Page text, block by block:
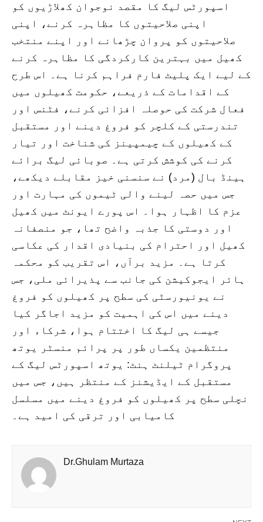
اسپورٹس لیگ کا مقصد نوجوان کھلاڑیوں کو
اپنی صلاحیتوں کا مظاہرہ کرنے، اپنی
صلاحیتوں کو پروان چڑھانے اور اپنے منتخب
کھیل میں بہترین کارکردگی کا مظاہرہ کرنے
کے لیے ایک پلیٹ فارم فراہم کرنا ہے۔ اس طرح
کے اقدامات کے ذریعے، حکومت کھیلوں میں
فعال شرکت کی حوصلہ افزائی کرنے، فٹنس اور
تندرستی کے کلچر کو فروغ دینے اور مستقبل
کے کھیلوں کے چیمپینز کی شناخت اور تیار
کرنے کی کوشش کرتی ہے۔ صوبائی لیگ برائے
ہینڈ بال (مرد) نے سنسنی خیز مقابلے دیکھے،
جس میں حصہ لینے والی ٹیموں کی مہارت اور
عزم کا اظہار ہوا۔ اس پورے ایونٹ میں کھیل
اور دوستی کا جذبہ واضح تھا، جو منصفانہ
کھیل اور احترام کی بنیادی اقدار کی عکاسی
کرتا ہے۔ مزید برآں، اس تقریب کو محکمہ
ہائر ایجوکیشن کی جانب سے پذیرائی ملی، جس
نے یونیورسٹی کی سطح پر کھیلوں کو فروغ
دینے میں اس کی اہمیت کو مزید اجاگر کیا
جیسے ہی لیگ کا اختتام ہوا، شرکاء اور
منتظمین یکساں طور پر پرائم منسٹر یوتھ
پروگرام ٹیلنٹ ہنٹ: یوتھ اسپورٹس لیگ کے
مستقبل کے ایڈیشنز کے منتظر ہیں، جس میں
نچلی سطح پر کھیلوں کو فروغ دینے میں مسلسل
کامیابی اور ترقی کی امید ہے۔
Dr.Ghulam Murtaza